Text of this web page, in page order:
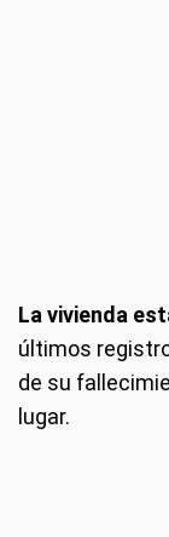
La vivienda
últimos
de su
lugar.